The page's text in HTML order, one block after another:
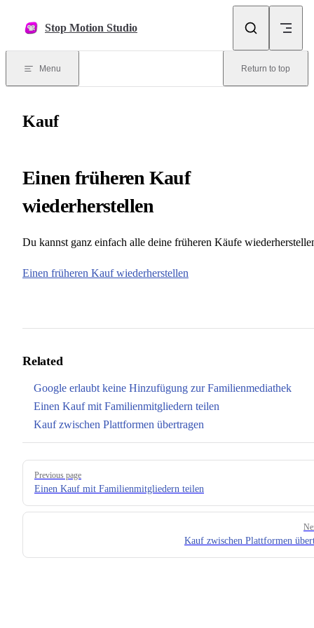
Stop Motion Studio
Menu Return to top
Kauf
Einen früheren Kauf
wiederherstellen
Du kannst ganz einfach alle deine früheren Käufe
Einen früheren Kauf wiederherstellen
Related
Google erlaubt keine Hinzufügung zur Familienmediathek
Einen Kauf mit Familienmitgliedern teilen
Kauf zwischen Plattformen übertragen
Pager
Previous page
Einen Kauf mit Familienmitgliedern teilen
Kauf zwischen Plattformen